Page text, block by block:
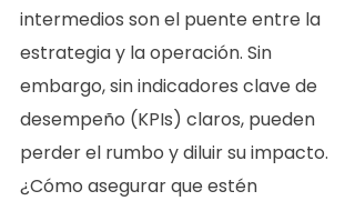
intermedios son el puente entre la
estrategia y la operación. Sin
embargo, sin indicadores clave de
desempeño (KPIs) claros, pueden
perder el rumbo y diluir su impacto.
¿Cómo asegurar que estén